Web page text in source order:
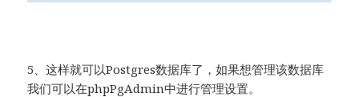
5、这样就可以Postgres数据库了，如果想管理该数据库
我们可以在phpPgAdmin中进行管理设置。